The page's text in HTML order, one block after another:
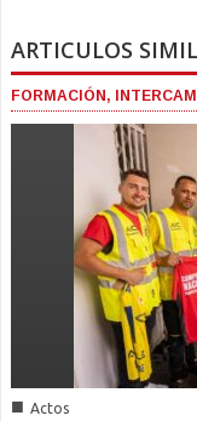
ARTICULOS
FORMACIÓN,
■ Actos